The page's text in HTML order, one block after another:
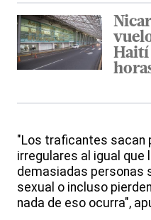
Haití
"Los traficantes sacan
irregulares al igual que
demasiadas personas
sexual o incluso
nada de eso ocurra",